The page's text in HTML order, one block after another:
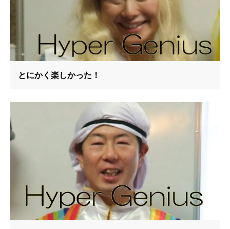
とにかく楽しかった！